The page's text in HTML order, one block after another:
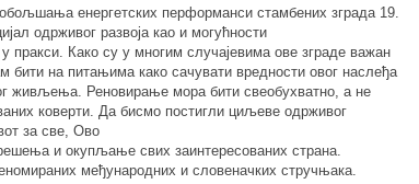
енергетских перформанси стамбених зграда 19.
одрживог развоја као и могућности
пракси. Како су у многим случајевима ове зграде важан
бити на питањима како сачувати вредности овог наслеђа
живљења. Реновирање мора бити свеобухватно, а не
коверти. Да бисмо постигли циљеве одрживог
за све, Ово
и окупљање свих заинтересованих страна.
међународних и словеначких стручњака.